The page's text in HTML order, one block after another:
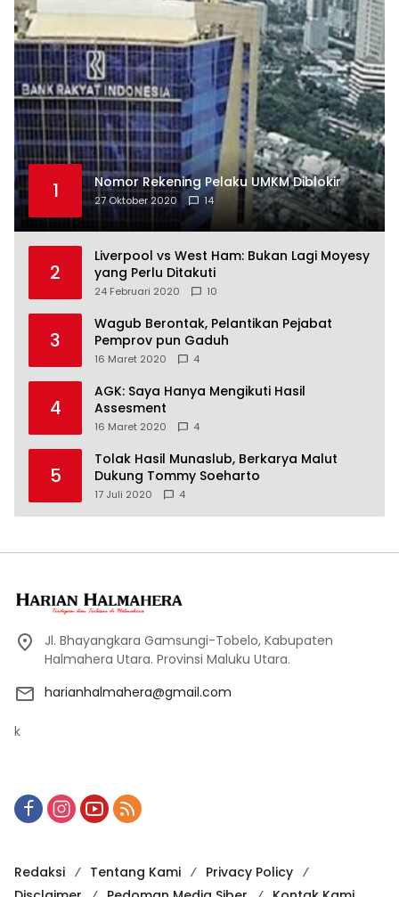
1 Nomor Rekening Pelaku UMKM Diblokir
27 Oktober 2020 14
2
Liverpool vs West Ham: Bukan Lagi Moyesy
yang Perlu Ditakuti
24 Februari 2020 10
3
Wagub Berontak, Pelantikan Pejabat
Pemprov pun Gaduh
16 Maret 2020 4
4
AGK: Saya Hanya Mengikuti Hasil
Assesment
16 Maret 2020 4
5
Tolak Hasil Munaslub, Berkarya Malut
Dukung Tommy Soeharto
17 Juli 2020 4
Jl. Bhayangkara Gamsungi-Tobelo, Kabupaten
Halmahera Utara. Provinsi Maluku Utara.
harianhalmahera@gmail.com
k
Redaksi Tentang Kami
Privacy Policy